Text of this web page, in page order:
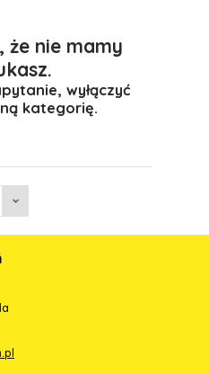
że nie mamy
wyłączyć
kategorię.